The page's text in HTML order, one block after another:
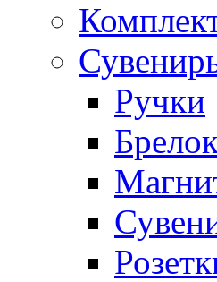
Ручки